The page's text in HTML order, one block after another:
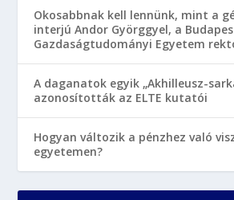
Okosabbnak kell lennünk, mint a
interjú Andor Györggyel, a
Gazdaságtudományi Egyetem
A daganatok egyik „Akhilleusz-
azonosították az ELTE kutatói
Hogyan változik a pénzhez való
egyetemen?